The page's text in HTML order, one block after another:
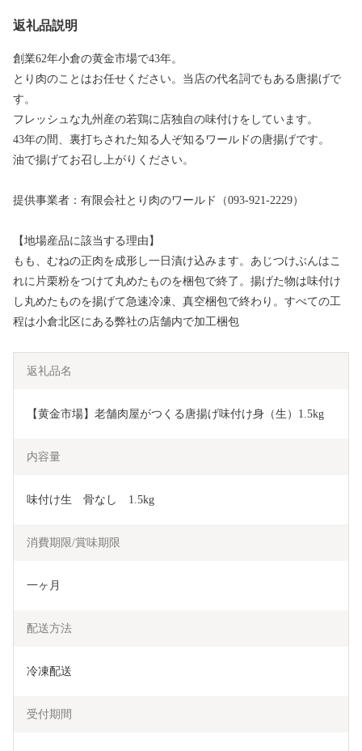
返礼品説明
創業62年小倉の黄金市場で43年。
とり肉のことはお任せください。当店の代名詞でもある唐揚げで
す。
フレッシュな九州産の若鶏に店独自の味付けをしています。
43年の間、裏打ちされた知る人ぞ知るワールドの唐揚げです。
油で揚げてお召し上がりください。
提供事業者：有限会社とり肉のワールド（093-921-2229）
【地場産品に該当する理由】
もも、むねの正肉を成形し一日漬け込みます。あじつけぶんはこ
れに片栗粉をつけて丸めたものを梱包で終了。揚げた物は味付け
し丸めたものを揚げて急速冷凍、真空梱包で終わり。すべての工
程は小倉北区にある弊社の店舗内で加工梱包
返礼品名
【黄金市場】老舗肉屋がつくる唐揚げ味付け身（生）1.5kg
内容量
味付け生　骨なし　1.5kg
消費期限/賞味期限
一ヶ月
配送方法
冷凍配送
受付期間